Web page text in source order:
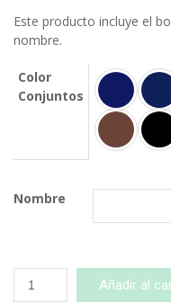
Este producto incluye el
nombre.
Color
Conjuntos
Nombre
Personalizada
Añadir al